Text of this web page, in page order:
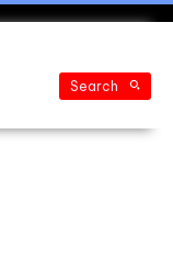
Search